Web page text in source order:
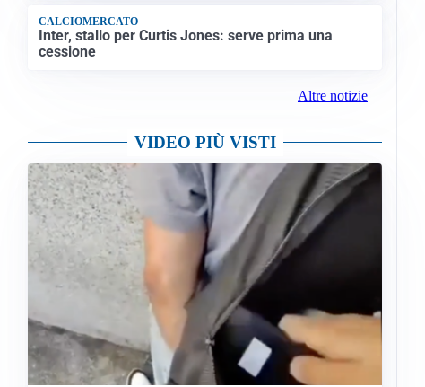
CALCIOMERCATO
Inter, stallo per Curtis Jones: serve prima una
cessione
Altre notizie
VIDEO PIÙ VISTI